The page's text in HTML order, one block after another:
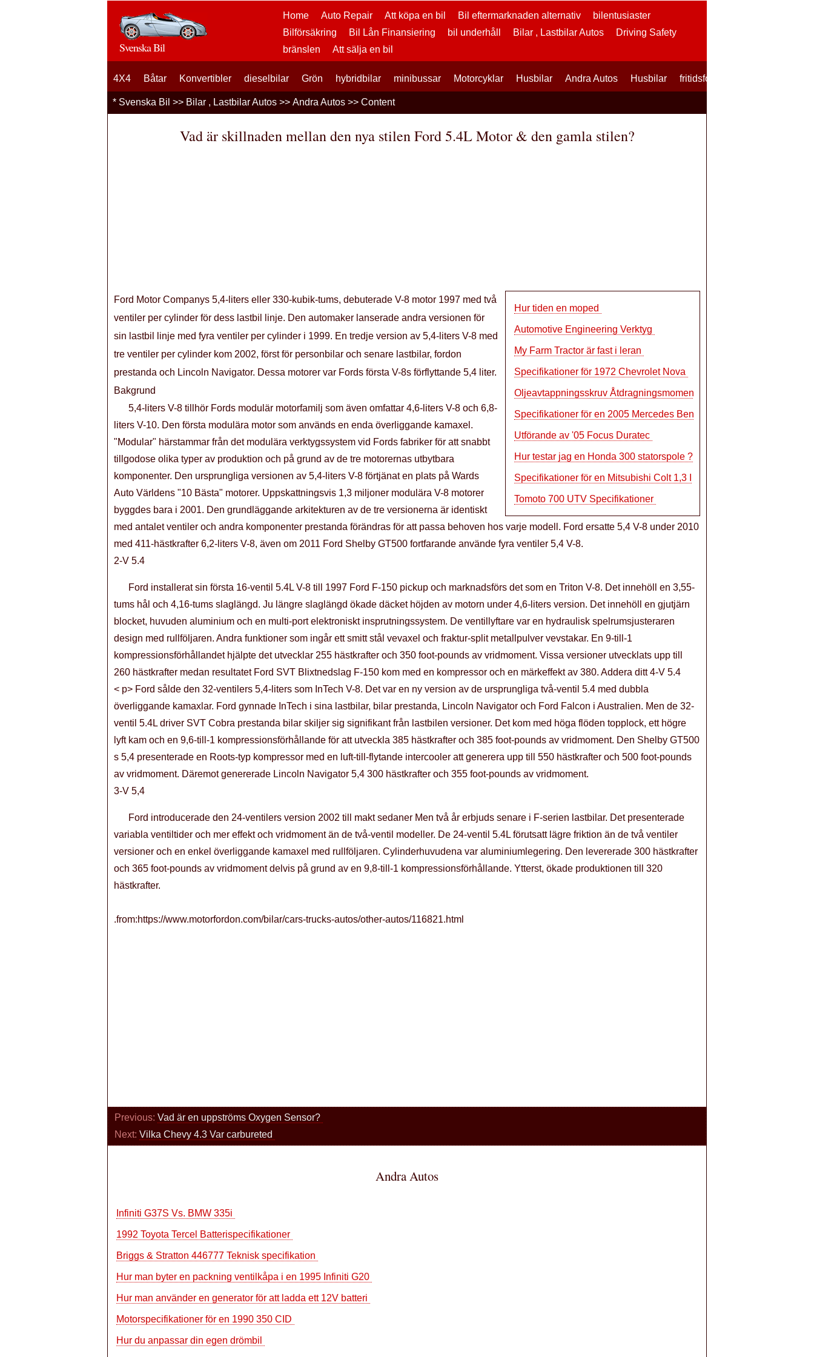
Home Auto Repair Att köpa en bil Bil eftermarknaden alternativ
bilentusiaster
Bilförsäkring
Bil Lån Finansiering bil underhåll Bilar , Lastbilar Autos
Driving Safety
bränslen
Att sälja en bil
Svenska Bil
4X4 Båtar Konvertibler dieselbilar Grön hybridbilar minibussar Motorcyklar Husbilar Andra Autos Husbilar fritidsfordon
* Svenska Bil >> Bilar , Lastbilar Autos >> Andra Autos >> Content
Vad är skillnaden mellan den nya stilen Ford 5.4L Motor & den gamla stilen?
Hur tiden en moped
Automotive Engineering Verktyg
My Farm Tractor är fast i leran
Specifikationer för 1972 Chevrolet Nova
Oljeavtappningsskruv Åtdragningsmomentspecif
Specifikationer för en 2005 Mercedes Benz C-
Utförande av '05 Focus Duratec
Hur testar jag en Honda 300 statorspole ?
Specifikationer för en Mitsubishi Colt 1,3 I
Tomoto 700 UTV Specifikationer
Ford Motor Companys 5,4-liters eller 330-kubik-tums, debuterade V-8 motor 1997 med två
ventiler per cylinder för dess lastbil linje. Den automaker lanserade andra versionen för
sin lastbil linje med fyra ventiler per cylinder i 1999. En tredje version av 5,4-liters V-8 med
tre ventiler per cylinder kom 2002, först för personbilar och senare lastbilar, fordon
prestanda och Lincoln Navigator. Dessa motorer var Fords första V-8s förflyttande 5,4 liter.
Bakgrund
5,4-liters V-8 tillhör Fords modulär motorfamilj som även omfattar 4,6-liters V-8 och 6,8-
liters V-10. Den första modulära motor som används en enda överliggande kamaxel.
"Modular" härstammar från det modulära verktygssystem vid Fords fabriker för att snabbt
tillgodose olika typer av produktion och på grund av de tre motorernas utbytbara
komponenter. Den ursprungliga versionen av 5,4-liters V-8 förtjänat en plats på Wards
Auto Världens "10 Bästa" motorer. Uppskattningsvis 1,3 miljoner modulära V-8 motorer
byggdes bara i 2001. Den grundläggande arkitekturen av de tre versionerna är identiskt
med antalet ventiler och andra komponenter prestanda förändras för att passa behoven hos varje modell. Ford ersatte 5,4 V-8 under 2010
med 411-hästkrafter 6,2-liters V-8, även om 2011 Ford Shelby GT500 fortfarande använde fyra ventiler 5,4 V-8.
2-V 5.4
Ford installerat sin första 16-ventil 5.4L V-8 till 1997 Ford F-150 pickup och marknadsförs det som en Triton V-8. Det innehöll en 3,55-
tums hål och 4,16-tums slaglängd. Ju längre slaglängd ökade däcket höjden av motorn under 4,6-liters version. Det innehöll en gjutjärn
blocket, huvuden aluminium och en multi-port elektroniskt insprutningssystem. De ventillyftare var en hydraulisk spelrumsjusteraren
design med rullföljaren. Andra funktioner som ingår ett smitt stål vevaxel och fraktur-split metallpulver vevstakar. En 9-till-1
kompressionsförhållandet hjälpte det utvecklar 255 hästkrafter och 350 foot-pounds av vridmoment. Vissa versioner utvecklats upp till
260 hästkrafter medan resultatet Ford SVT Blixtnedslag F-150 kom med en kompressor och en märkeffekt av 380. Addera ditt 4-V 5.4
< p> Ford sålde den 32-ventilers 5,4-liters som InTech V-8. Det var en ny version av de ursprungliga två-ventil 5.4 med dubbla
överliggande kamaxlar. Ford gynnade InTech i sina lastbilar, bilar prestanda, Lincoln Navigator och Ford Falcon i Australien. Men de 32-
ventil 5.4L driver SVT Cobra prestanda bilar skiljer sig signifikant från lastbilen versioner. Det kom med höga flöden topplock, ett högre
lyft kam och en 9,6-till-1 kompressionsförhållande för att utveckla 385 hästkrafter och 385 foot-pounds av vridmoment. Den Shelby GT500
s 5,4 presenterade en Roots-typ kompressor med en luft-till-flytande intercooler att generera upp till 550 hästkrafter och 500 foot-pounds
av vridmoment. Däremot genererade Lincoln Navigator 5,4 300 hästkrafter och 355 foot-pounds av vridmoment.
3-V 5,4
Ford introducerade den 24-ventilers version 2002 till makt sedaner Men två år erbjuds senare i F-serien lastbilar. Det presenterade
variabla ventiltider och mer effekt och vridmoment än de två-ventil modeller. De 24-ventil 5.4L förutsatt lägre friktion än de två ventiler
versioner och en enkel överliggande kamaxel med rullföljaren. Cylinderhuvudena var aluminiumlegering. Den levererade 300 hästkrafter
och 365 foot-pounds av vridmoment delvis på grund av en 9,8-till-1 kompressionsförhållande. Ytterst, ökade produktionen till 320
hästkrafter.
.from:https://www.motorfordon.com/bilar/cars-trucks-autos/other-autos/116821.html
Previous: Vad är en uppströms Oxygen Sensor?
Next: Vilka Chevy 4.3 Var carbureted
Andra Autos
Infiniti G37S Vs. BMW 335i
1992 Toyota Tercel Batterispecifikationer
Briggs & Stratton 446777 Teknisk specifikation
Hur man byter en packning ventilkåpa i en 1995 Infiniti G20
Hur man använder en generator för att ladda ett 12V batteri
Motorspecifikationer för en 1990 350 CID
Hur du anpassar din egen drömbil